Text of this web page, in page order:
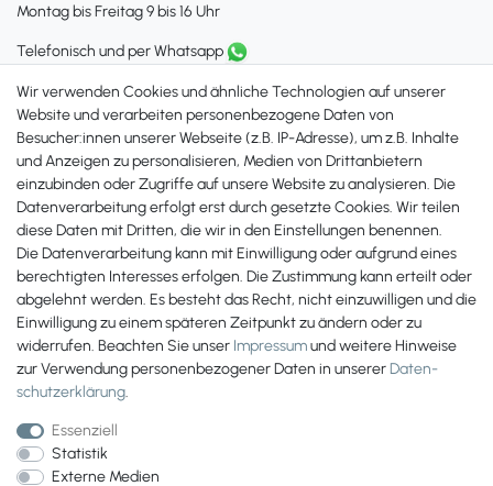
Montag bis Freitag 9 bis 16 Uhr
Telefonisch und per Whatsapp
+49 561 287 907 84
Zahlungsmöglichkeiten
Wir verwenden Cookies und ähnliche Technologien auf unserer
Website und verarbeiten personenbezogene Daten von
Besucher:innen unserer Webseite (z.B. IP-Adresse), um z.B. Inhalte
und Anzeigen zu personalisieren, Medien von Drittanbietern
einzubinden oder Zugriffe auf unsere Website zu analysieren. Die
Datenverarbeitung erfolgt erst durch gesetzte Cookies. Wir teilen
diese Daten mit Dritten, die wir in den Einstellungen benennen.
Die Datenverarbeitung kann mit Einwilligung oder aufgrund eines
berechtigten Interesses erfolgen. Die Zustimmung kann erteilt oder
abgelehnt werden. Es besteht das Recht, nicht einzuwilligen und die
Einwilligung zu einem späteren Zeitpunkt zu ändern oder zu
widerrufen. Beachten Sie unser Impressumund weitere Hinweise
zur Verwendung personenbezogener Daten in unsererDaten­
schutz­erklärung.
Essenziell
Statistik
Externe Medien